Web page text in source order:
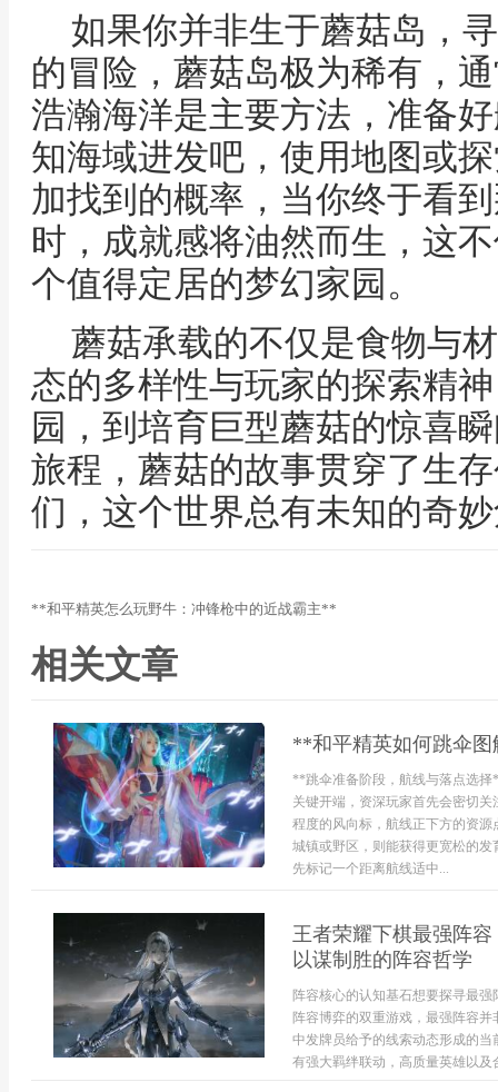
如果你并非生于蘑菇岛，
的冒险，蘑菇岛极为稀有，
浩瀚海洋是主要方法，准备
知海域进发吧，使用地图或
加找到的概率，当你终于看
时，成就感将油然而生，这
个值得定居的梦幻家园。
蘑菇承载的不仅是食物与
态的多样性与玩家的探索精
园，到培育巨型蘑菇的惊喜
旅程，蘑菇的故事贯穿了生
们，这个世界总有未知的奇
**和平精英怎么玩野牛：冲锋枪中的近战霸主**
相关文章
**和平精英如何跳伞
**跳伞准备阶段，航线与落点选
关键开端，资深玩家首先会密切
程度的风向标，航线正下方的资
城镇或野区，则能获得更宽松的
先标记一个距离航线适中...
王者荣耀下棋最强阵
以谋制胜的阵容哲学
阵容核心的认知基石想要探寻最
阵容博弈的双重游戏，最强阵容
中发牌员给予的线索动态形成的
有强大羁绊联动，高质量英雄以